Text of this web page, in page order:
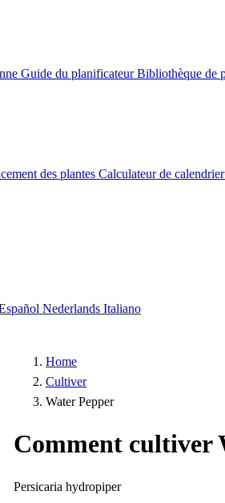
Guide du planificateurBibliothèque de
des plantes Calculateur de
Nederlands Italiano
Home
Cultiver
Water Pepper
Comment cultiver
Persicaria hydropiper